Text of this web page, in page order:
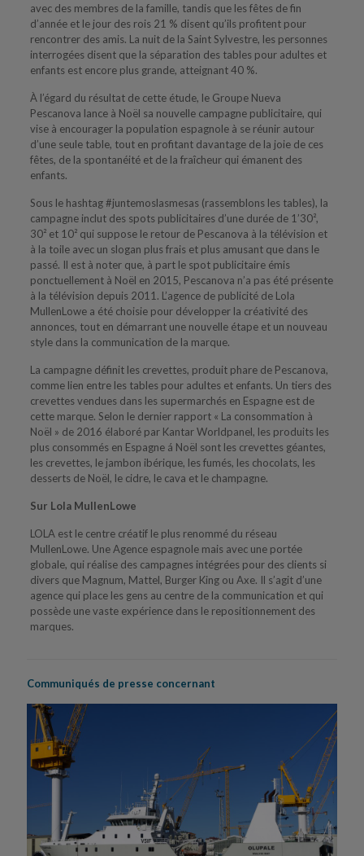
avec des membres de la famille, tandis que les fêtes de fin
d’année et le jour des rois 21 % disent qu’ils profitent pour
rencontrer des amis. La nuit de la Saint Sylvestre, les personnes
interrogées disent que la séparation des tables pour adultes et
enfants est encore plus grande, atteignant 40 %.
À l’égard du résultat de cette étude, le Groupe Nueva
Pescanova lance à Noël sa nouvelle campagne publicitaire, qui
vise à encourager la population espagnole à se réunir autour
d’une seule table, tout en profitant davantage de la joie de ces
fêtes, de la spontanéité et de la fraîcheur qui émanent des
enfants.
Sous le hashtag #juntemoslasmesas (rassemblons les tables), la
campagne inclut des spots publicitaires d’une durée de 1’30²,
30² et 10² qui suppose le retour de Pescanova à la télévision et
à la toile avec un slogan plus frais et plus amusant que dans le
passé. Il est à noter que, à part le spot publicitaire émis
ponctuellement à Noël en 2015, Pescanova n’a pas été présente
à la télévision depuis 2011. L’agence de publicité de Lola
MullenLowe a été choisie pour développer la créativité des
annonces, tout en démarrant une nouvelle étape et un nouveau
style dans la communication de la marque.
La campagne définit les crevettes, produit phare de Pescanova,
comme lien entre les tables pour adultes et enfants. Un tiers des
crevettes vendues dans les supermarchés en Espagne est de
cette marque. Selon le dernier rapport « La consommation à
Noël » de 2016 élaboré par Kantar Worldpanel, les produits les
plus consommés en Espagne á Noël sont les crevettes géantes,
les crevettes, le jambon ibérique, les fumés, les chocolats, les
desserts de Noël, le cidre, le cava et le champagne.
Sur Lola MullenLowe
LOLA est le centre créatif le plus renommé du réseau
MullenLowe. Une Agence espagnole mais avec une portée
globale, qui réalise des campagnes intégrées pour des clients si
divers que Magnum, Mattel, Burger King ou Axe. Il s’agit d’une
agence qui place les gens au centre de la communication et qui
possède une vaste expérience dans le repositionnement des
marques.
Communiqués de presse concernant